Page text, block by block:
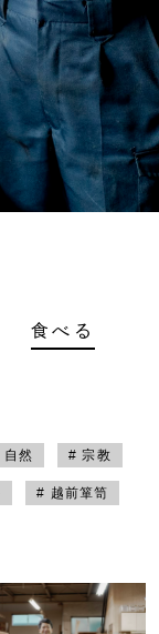
食べる
自然 # 宗教
# 越前箪笥